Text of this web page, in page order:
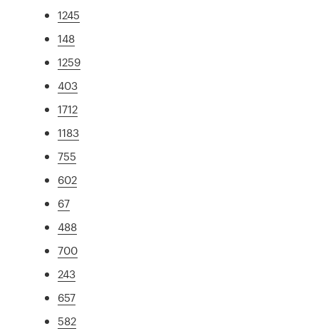
1245
148
1259
403
1712
1183
755
602
67
488
700
243
657
582